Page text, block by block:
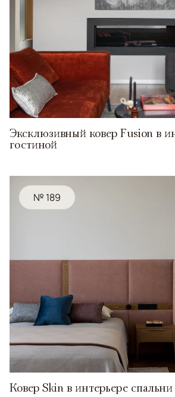
Эксклюзивный ковер Fusion в
гостиной
№ 189
Ковер Skin в интерьере спальни